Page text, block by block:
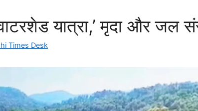
यात्रा,’ मृदा और जल
Times Desk